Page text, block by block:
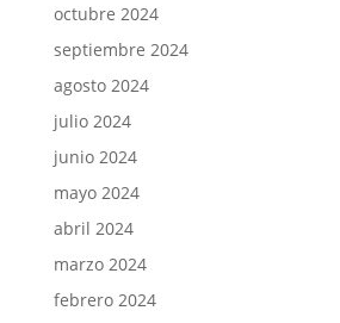
octubre 2024
septiembre 2024
agosto 2024
julio 2024
junio 2024
mayo 2024
abril 2024
marzo 2024
febrero 2024